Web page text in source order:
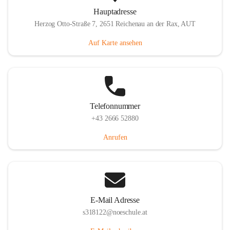
Hauptadresse
Herzog Otto-Straße 7, 2651 Reichenau an der Rax, AUT
Auf Karte ansehen
Telefonnummer
+43 2666 52880
Anrufen
E-Mail Adresse
s318122@noeschule.at